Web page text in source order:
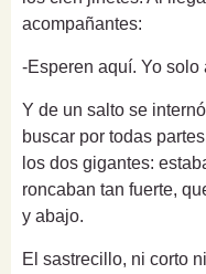
acompañantes:
-Esperen aquí. Yo
Y de un salto se
buscar por todas
los dos gigantes:
roncaban tan fuerte,
y abajo.
El sastrecillo, ni corto